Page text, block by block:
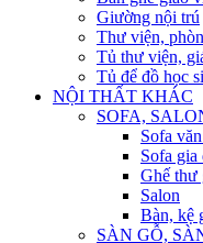
Giường nội trú
Thư viện,
Tủ thư viện,
Tủ để đồ học
NỘI THẤT KHÁC
SOFA,
Sofa
Sofa gia
Ghế thư
Salon
Bàn, kệ
SÀN GỖ,